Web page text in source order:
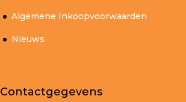
Algemene Inkoopvoorwaarden
Nieuws
Contactgegevens